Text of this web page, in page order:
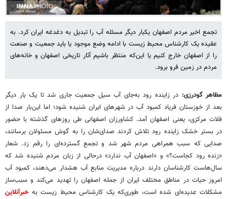
تجمع اخیر مردم اصفهان یکبار دیگر مسئله آب را تبدیل به دغدغه ایران کرد. به
عقیده یک کارشناس محیط زیست با ادامه وضع موجود یا باید جمعیت و صنعت
را از اصفهان خارج کنیم یا این‌که منتظر باشیم آثار تاریخی اصفهان و خانه‌های
مردم در زمین فرو برود.
مظاهر گودرزی: در زاینده رود به‌جای آب سیل جمعیت جاری شد تا یک بار دیگر
بعد از خوزستان فریاد کمبود آب در شهرهای ایران شنیده شود؛ اما این‌بار صدا از
فلات مرکزی، یعنی اصفهان آمد. کشاورزان اصفهانی طی روزهای گذشته با حضور
در بستر خشک زاینده رود تلاش کردند صدای‌شان را به گوش مسئولان برسانند،
صدایی که سبب همراهی مردم شهر شد و تجمع گسترده‌ای را رقم زد. شعار
«زنده رود کجاست؟» و «اصفهان آب ندارد» درحالی از زبان مردم شنیده شد که
سال‌هاست کارشناسان دارند درباره مدیریت منابع آب هشدار می‌دهند، کمبود آب
امروز حیات در مناطق مختلف ایران از جمله اصفهان را تهدید می‌کند و سبب‌ساز
مشکلات عدیده‌ای شده است، طوری‌که یک کارشناس محیط زیست بهخبرآنلاین